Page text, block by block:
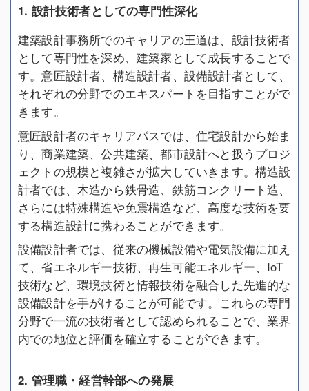
1. 設計技術者としての専門性深化
建築設計事務所でのキャリアの王道は、設計技術者
として専門性を深め、建築家として成長することで
す。意匠設計者、構造設計者、設備設計者として、
それぞれの分野でのエキスパートを目指すことがで
きます。
意匠設計者のキャリアパスでは、住宅設計から始ま
り、商業建築、公共建築、都市設計へと扱うプロジ
ェクトの規模と複雑さが拡大していきます。構造設
計者では、木造から鉄骨造、鉄筋コンクリート造、
さらには特殊構造や免震構造など、高度な技術を要
する構造設計に携わることができます。
設備設計者では、従来の機械設備や電気設備に加え
て、省エネルギー技術、再生可能エネルギー、IoT
技術など、環境技術と情報技術を融合した先進的な
設備設計を手がけることが可能です。これらの専門
分野で一流の技術者として認められることで、業界
内での地位と評価を確立することができます。
2. 管理職・経営幹部への発展